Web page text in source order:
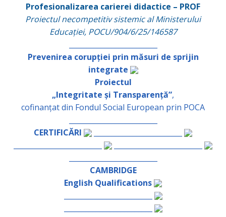
Profesionalizarea carierei didactice – PROF
Proiectul necompetitiv sistemic al Ministerului
Educației, POCU/904/6/25/146587
Prevenirea corupției prin măsuri de sprijin
integrate
Proiectul
„Integritate și Transparență”,
cofinanțat din Fondul Social European prin POCA
CERTIFICĂRI
CAMBRIDGE
English Qualifications